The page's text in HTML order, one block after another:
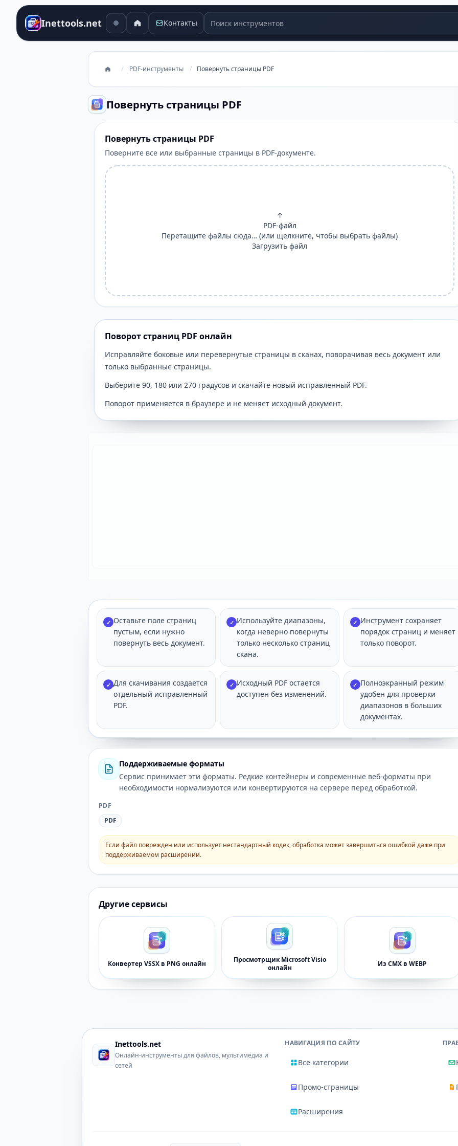
Inettools.net Контакты Поиск инструментов
/ PDF-инструменты / Повернуть страницы PDF
Повернуть страницы PDF
Повернуть страницы PDF
Поверните все или выбранные страницы в PDF-документе.
↑
PDF-файл
Перетащите файлы сюда… (или щелкните, чтобы выбрать файлы)
Загрузить файл
Поворот страниц PDF онлайн
Исправляйте боковые или перевернутые страницы в сканах, поворачивая весь документ или
только выбранные страницы.
Выберите 90, 180 или 270 градусов и скачайте новый исправленный PDF.
Поворот применяется в браузере и не меняет исходный документ.
✓ Оставьте поле страниц
пустым, если нужно
повернуть весь документ.
✓ Используйте диапазоны,
когда неверно повернуты
только несколько страниц
скана.
✓ Инструмент сохраняет
порядок страниц и меняет
только поворот.
✓ Для скачивания создается
отдельный исправленный
PDF.
✓ Исходный PDF остается
доступен без изменений.
✓ Полноэкранный режим
удобен для проверки
диапазонов в больших
документах.
Поддерживаемые форматы
Сервис принимает эти форматы. Редкие контейнеры и современные веб-форматы при
необходимости нормализуются или конвертируются на сервере перед обработкой.
PDF
PDF
Если файл поврежден или использует нестандартный кодек, обработка может завершиться ошибкой даже при
поддерживаемом расширении.
Другие сервисы
Конвертер VSSX в PNG онлайн
Просмотрщик Microsoft Visio
онлайн
Из CMX в WEBP
Inettools.net
Онлайн-инструменты для файлов, мультимедиа и
сетей
НАВИГАЦИЯ ПО САЙТУ
Все категории
Промо-страницы
Расширения